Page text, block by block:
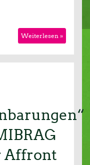
Weiterlesen »
Affront